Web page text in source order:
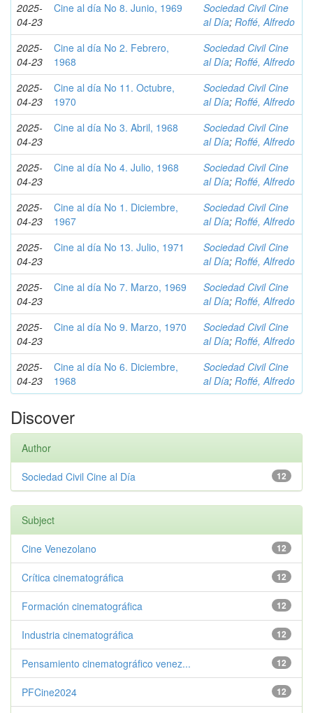
2025-
04-23
Cine al día No 8. Junio, 1969
Sociedad Civil Cine
al Día; Roffé, Alfredo
2025-
04-23
Cine al día No 2. Febrero,
1968
Sociedad Civil Cine
al Día; Roffé, Alfredo
2025-
04-23
Cine al día No 11. Octubre,
1970
Sociedad Civil Cine
al Día; Roffé, Alfredo
2025-
04-23
Cine al día No 3. Abril, 1968
Sociedad Civil Cine
al Día; Roffé, Alfredo
2025-
04-23
Cine al día No 4. Julio, 1968
Sociedad Civil Cine
al Día; Roffé, Alfredo
2025-
04-23
Cine al día No 1. Diciembre,
1967
Sociedad Civil Cine
al Día; Roffé, Alfredo
2025-
04-23
Cine al día No 13. Julio, 1971
Sociedad Civil Cine
al Día; Roffé, Alfredo
2025-
04-23
Cine al día No 7. Marzo, 1969
Sociedad Civil Cine
al Día; Roffé, Alfredo
2025-
04-23
Cine al día No 9. Marzo, 1970
Sociedad Civil Cine
al Día; Roffé, Alfredo
2025-
04-23
Cine al día No 6. Diciembre,
1968
Sociedad Civil Cine
al Día; Roffé, Alfredo
Discover
Author
12
Sociedad Civil Cine al Día
Subject
12
Cine Venezolano
12
Crítica cinematográfica
12
Formación cinematográfica
12
Industria cinematográfica
12
Pensamiento cinematográfico venez...
12
PFCine2024